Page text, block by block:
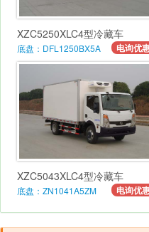
XZC5250XLC4型冷藏车
底盘：DFL1250BX5A 电询优
XZC5043XLC4型冷藏车
底盘：ZN1041A5ZM 电询优